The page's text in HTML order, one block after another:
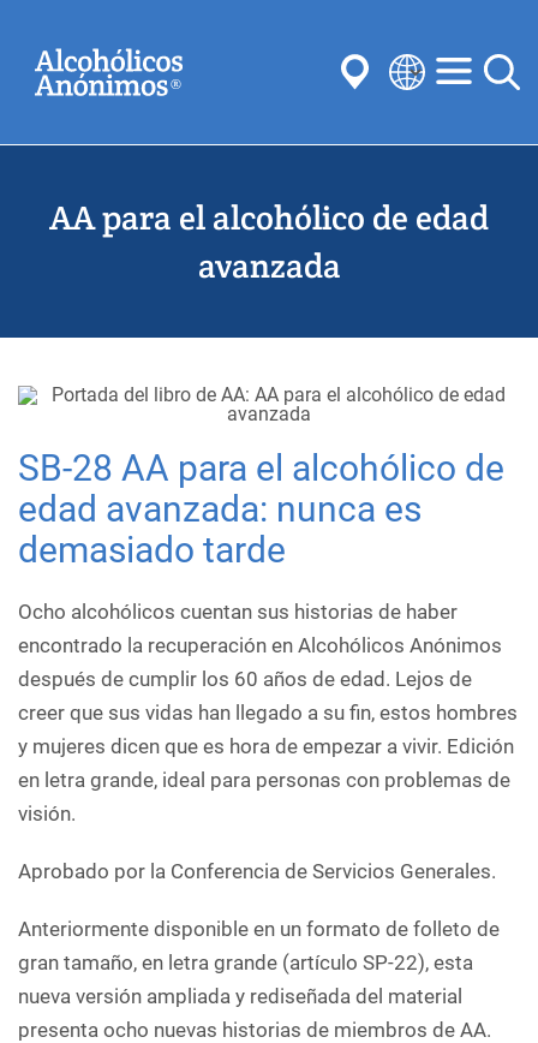
content
Buscar
Enviar
Búsquedas habituales:
Pasos
Conceptos
Comités
Select
language
AA para el alcohólico de edad
avanzada
SB-28 AA para el alcohólico de
edad avanzada: nunca es
demasiado tarde
Ocho alcohólicos cuentan sus historias de haber
encontrado la recuperación en Alcohólicos Anónimos
después de cumplir los 60 años de edad. Lejos de
creer que sus vidas han llegado a su fin, estos hombres
y mujeres dicen que es hora de empezar a vivir. Edición
en letra grande, ideal para personas con problemas de
visión.
Aprobado por la Conferencia de Servicios Generales.
Anteriormente disponible en un formato de folleto de
gran tamaño, en letra grande (artículo SP-22), esta
nueva versión ampliada y rediseñada del material
presenta ocho nuevas historias de miembros de AA.